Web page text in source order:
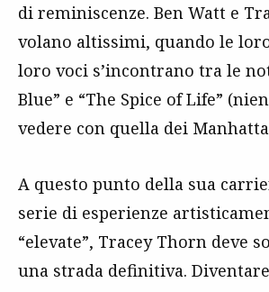
di reminiscenze. Ben Watt e
volano altissimi, quando le
loro voci s’incontrano tra le
Blue” e “The Spice of Life”
vedere con quella dei
A questo punto della sua
serie di esperienze
“elevate”, Tracey Thorn deve
una strada definitiva.